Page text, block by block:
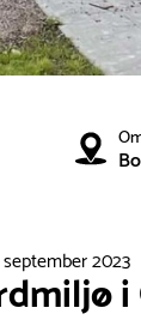
september 2023
i